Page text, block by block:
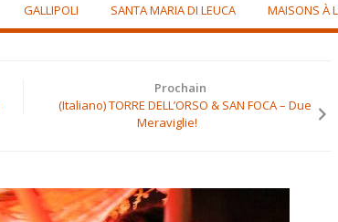
GALLIPOLI SANTA MARIA DI LEUCA MAISONS À
Prochain
(Italiano) TORRE DELL’ORSO & SAN FOCA – Due
Meraviglie!